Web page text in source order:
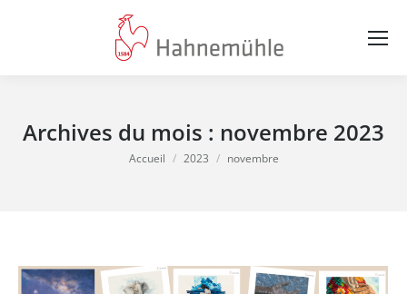
Archives du mois : novembre 2023
Vous êtes ici :
Accueil 2023 novembre